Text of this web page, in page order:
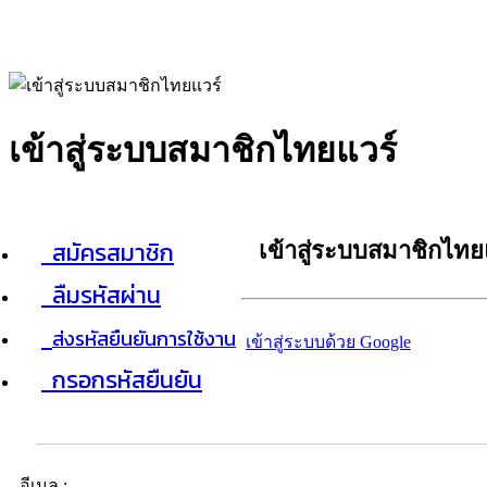
เข้าสู่ระบบสมาชิกไทยแวร์
สมัครสมาชิก
ลืมรหัสผ่าน
ส่งรหัสยืนยันการใช้งาน
กรอกรหัสยืนยัน
เข้าสู่ระบบสมาชิกไท
เข้าสู่ระบบด้วย Google